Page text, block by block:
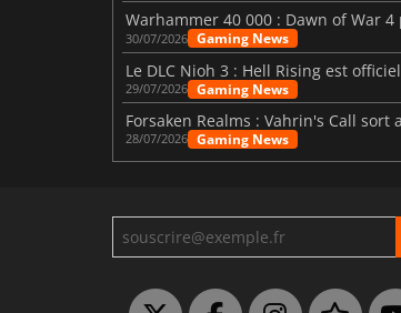
30/07/2026 Gaming News
29/07/2026 Gaming News
28/07/2026 Gaming News